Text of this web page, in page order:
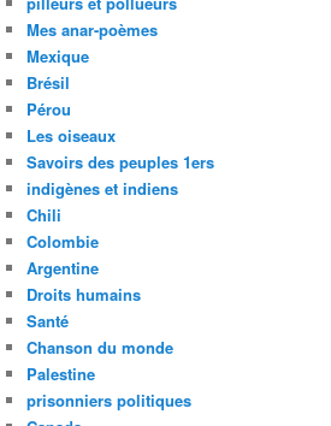
Mes anar-poèmes
Mexique
Brésil
Pérou
Les oiseaux
Savoirs des peuples 1ers
indigènes et indiens
Chili
Colombie
Argentine
Droits humains
Santé
Chanson du monde
Palestine
prisonniers politiques